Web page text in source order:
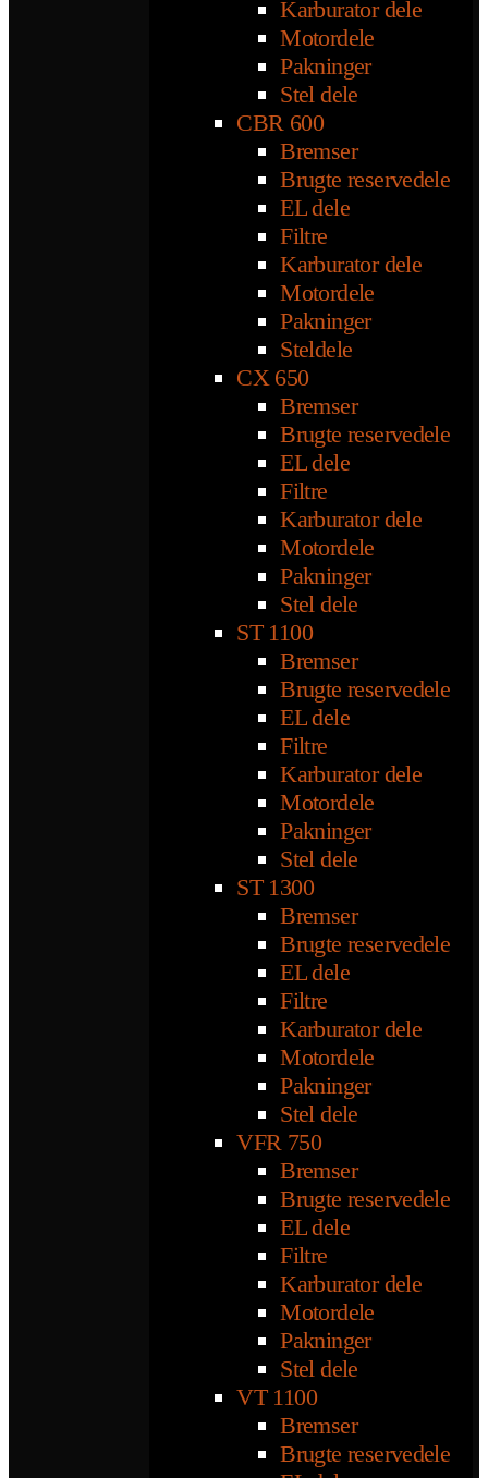
Karburator dele
Motordele
Pakninger
Stel dele
CBR 600
Bremser
Brugte reservedele
EL dele
Filtre
Karburator dele
Motordele
Pakninger
Steldele
CX 650
Bremser
Brugte reservedele
EL dele
Filtre
Karburator dele
Motordele
Pakninger
Stel dele
ST 1100
Bremser
Brugte reservedele
EL dele
Filtre
Karburator dele
Motordele
Pakninger
Stel dele
ST 1300
Bremser
Brugte reservedele
EL dele
Filtre
Karburator dele
Motordele
Pakninger
Stel dele
VFR 750
Bremser
Brugte reservedele
EL dele
Filtre
Karburator dele
Motordele
Pakninger
Stel dele
VT 1100
Bremser
Brugte reservedele